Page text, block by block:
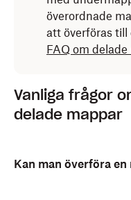
överordnade
att överföras till
FAQ om delade
Vanliga frågor
delade mappar
Kan man överföra en